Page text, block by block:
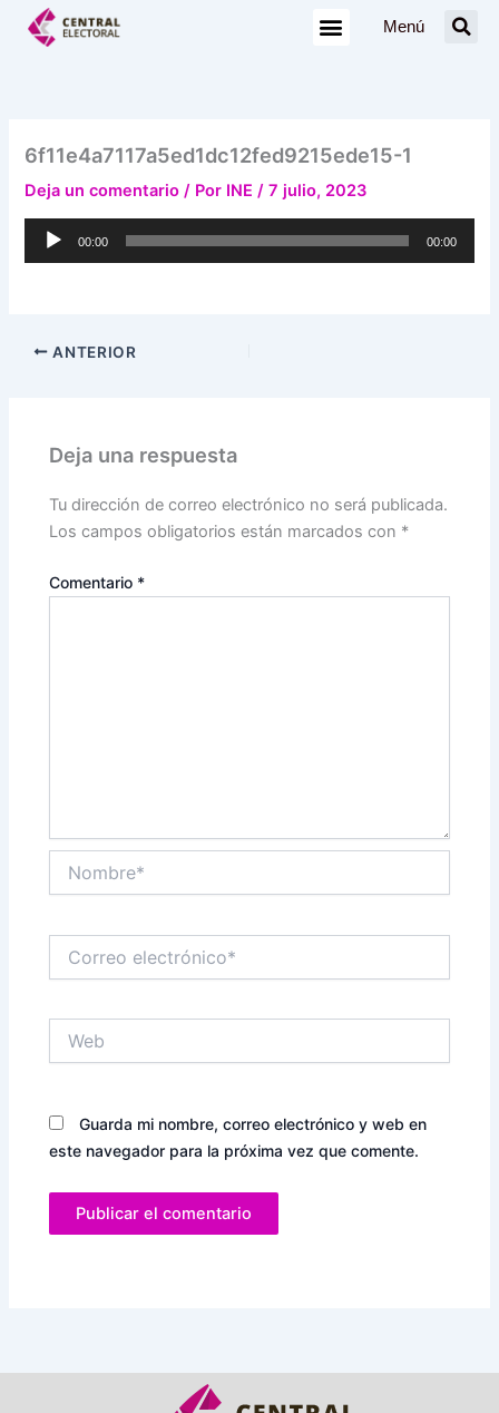
Menú
6f11e4a7117a5ed1dc12fed9215ede15-1
Deja un comentario / Por INE/7 julio, 2023
Reproductor
00:00 00:00
ANTERIOR
Deja una respuesta
Tu dirección de correo electrónico no será publicada.
Los campos obligatorios están marcados con *
Comentario *
electrónico*
Guarda mi nombre, correo electrónico y web en
este navegador para la próxima vez que comente.